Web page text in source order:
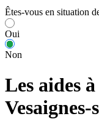
Êtes-vous en situation
Oui
Non
Les aides